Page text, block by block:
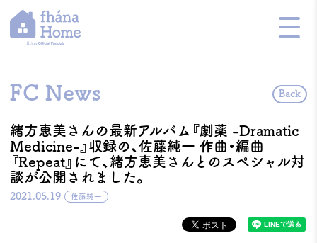
FC News Back
緒方恵美さんの最新アルバム『劇薬 -Dramatic
Medicine-』収録の、佐藤純一 作曲・編曲
『Repeat』にて、緒方恵美さんとのスペシャル対
談が公開されました。
2021.05.19 佐藤純一